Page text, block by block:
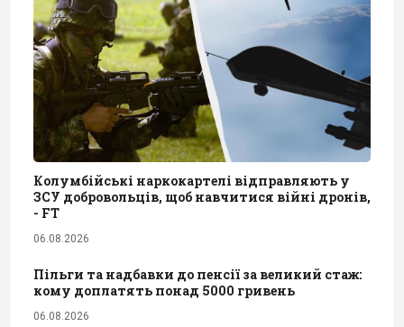
Колумбійські наркокартелі відправляють у
ЗСУ добровольців, щоб навчитися війні дронів,
- FT
06.08.2026
Пільги та надбавки до пенсії за великий стаж:
кому доплатять понад 5000 гривень
06.08.2026